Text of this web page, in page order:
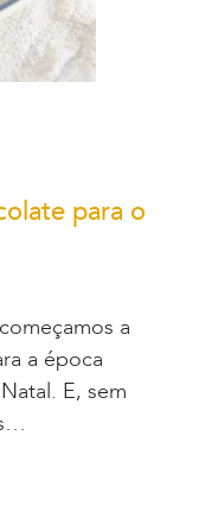
para o
a
a época
E, sem